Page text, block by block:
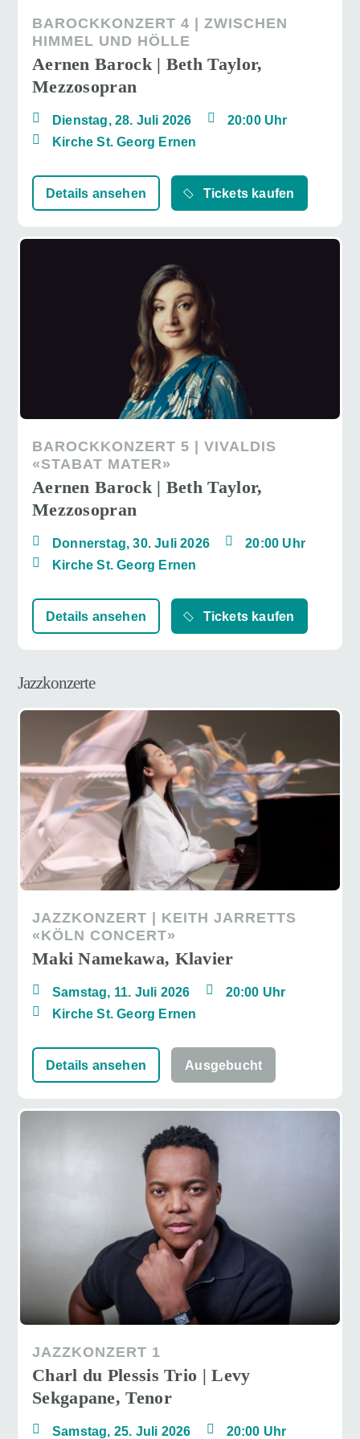
BAROCKKONZERT 4 | ZWISCHEN
HIMMEL UND HÖLLE
Aernen Barock | Beth Taylor,
Mezzosopran
Dienstag, 28. Juli 2026
20:00 Uhr
Kirche St. Georg Ernen
Details ansehen Tickets kaufen
BAROCKKONZERT 5 | VIVALDIS
«STABAT MATER»
Aernen Barock | Beth Taylor,
Mezzosopran
Donnerstag, 30. Juli 2026
20:00 Uhr
Kirche St. Georg Ernen
Details ansehen Tickets kaufen
Jazzkonzerte
JAZZKONZERT | KEITH JARRETTS
«KÖLN CONCERT»
Maki Namekawa, Klavier
Samstag, 11. Juli 2026
20:00 Uhr
Kirche St. Georg Ernen
Details ansehen Ausgebucht
JAZZKONZERT 1
Charl du Plessis Trio | Levy
Sekgapane, Tenor
Samstag, 25. Juli 2026
20:00 Uhr